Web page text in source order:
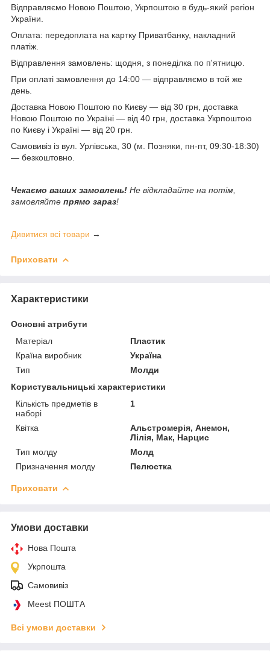
Відправляємо Новою Поштою, Укрпоштою в будь-який регіон
України.
Оплата: передоплата на картку Приватбанку, накладний
платіж.
Відправлення замовлень: щодня, з понеділка по п'ятницю.
При оплаті замовлення до 14:00 — відправляємо в той же
день.
Доставка Новою Поштою по Києву — від 30 грн, доставка
Новою Поштою по Україні — від 40 грн, доставка Укрпоштою
по Києву і Україні — від 20 грн.
Самовивіз із вул. Урлівська, 30 (м. Позняки, пн-пт, 09:30-18:30)
— безкоштовно.
Чекаємо ваших замовлень! Не відкладайте на потім,
замовляйте прямо зараз!
Дивитися всі товари →
Приховати
Характеристики
Основні атрибути
Матеріал
Пластик
Країна виробник
Україна
Тип
Молди
Користувальницькі характеристики
Кількість предметів в
наборі
1
Квітка
Альстромерія, Анемон,
Лілія, Мак, Нарцис
Тип молду
Молд
Призначення молду
Пелюстка
Приховати
Умови доставки
Нова Пошта
Укрпошта
Самовивіз
Meest ПОШТА
Всі умови доставки